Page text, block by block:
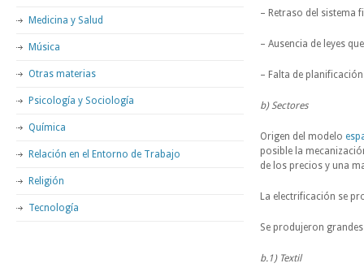
– Retraso del sistema
– Ausencia de leyes
– Falta de
b) Sectores
Origen del modelo
posible la
de los precios y una
La electrificación se
Se produjeron
b.1) Textil
Medicina y Salud
Música
Otras materias
Psicología y Sociología
Química
Relación en el Entorno de Trabajo
Religión
Tecnología